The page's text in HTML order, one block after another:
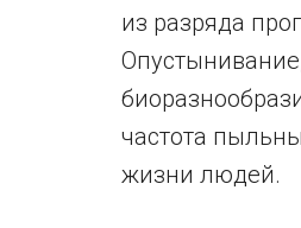
из разряда
частота
жизни людей.